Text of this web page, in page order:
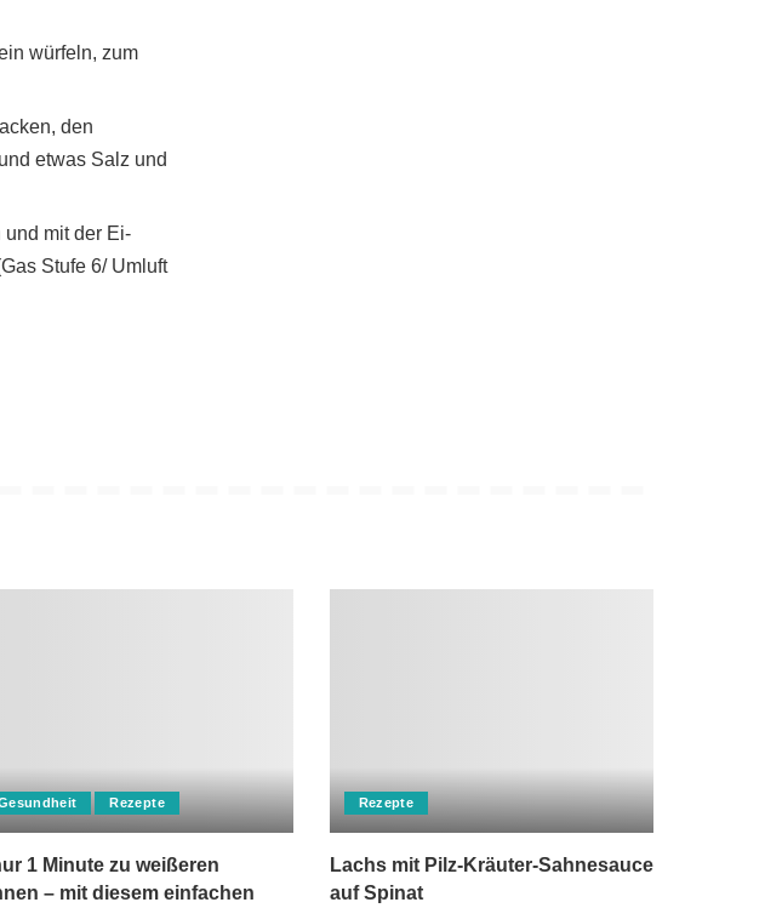
würfeln, zum
den
etwas Salz und
mit der Ei-
Stufe 6/ Umluft
Rezepte
1 Minute zu weißeren
– mit diesem einfachen
Rezepte
Lachs mit Pilz-Kräuter-Sahnesauce
auf Spinat